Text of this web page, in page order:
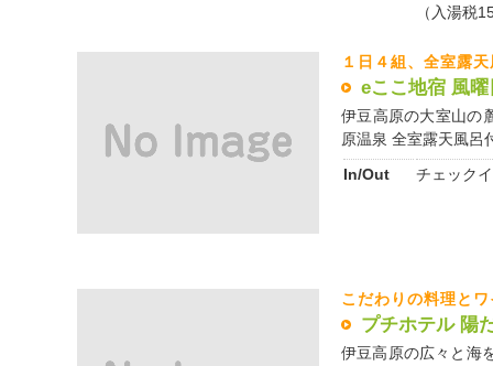
（入湯税
１日４組、全室露
eここ地宿 風曜
伊豆高原の大室山の
原温泉 全室露天風呂
In/Out
チェック
こだわりの料理と
プチホテル 陽
伊豆高原の広々と海